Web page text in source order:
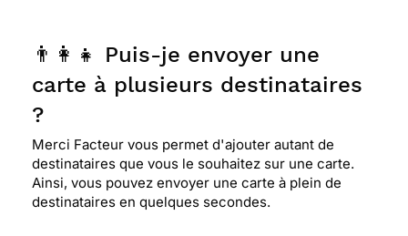
👨‍👩‍👧 Puis-je envoyer une
carte à plusieurs destinataires
?
Merci Facteur vous permet d'ajouter autant de
destinataires que vous le souhaitez sur une carte.
Ainsi, vous pouvez envoyer une carte à plein de
destinataires en quelques secondes.